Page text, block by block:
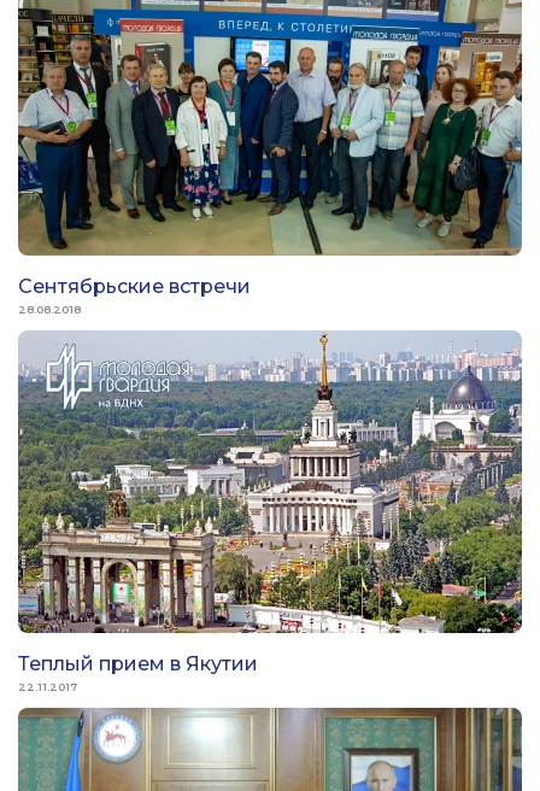
Сентябрьские встречи
28.08.2018
Теплый прием в Якутии
22.11.2017